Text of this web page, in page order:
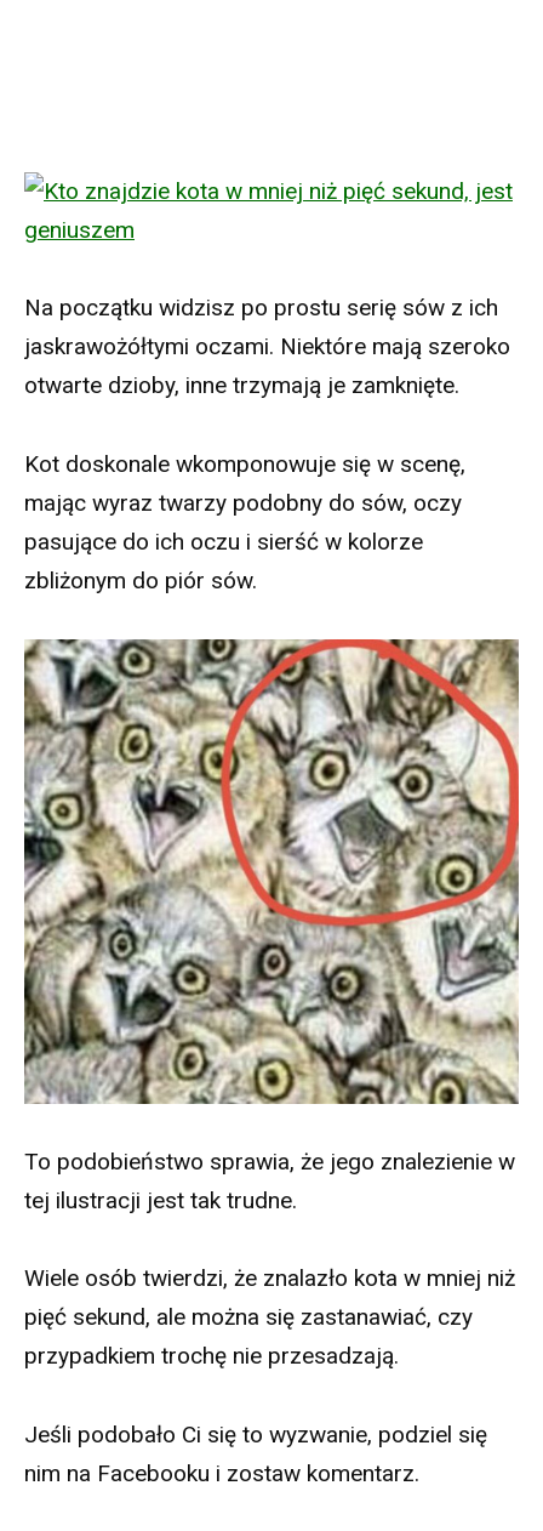
Na początku widzisz po prostu serię sów z ich
jaskrawożółtymi oczami. Niektóre mają szeroko
otwarte dzioby, inne trzymają je zamknięte.
Kot doskonale wkomponowuje się w scenę,
mając wyraz twarzy podobny do sów, oczy
pasujące do ich oczu i sierść w kolorze
zbliżonym do piór sów.
To podobieństwo sprawia, że jego znalezienie w
tej ilustracji jest tak trudne.
Wiele osób twierdzi, że znalazło kota w mniej niż
pięć sekund, ale można się zastanawiać, czy
przypadkiem trochę nie przesadzają.
Jeśli podobało Ci się to wyzwanie, podziel się
nim na Facebooku i zostaw komentarz.